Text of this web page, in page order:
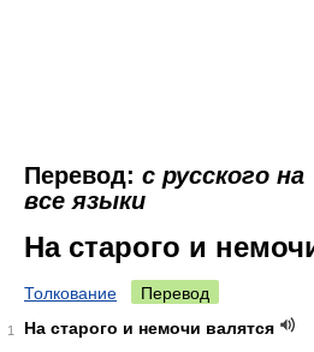
Перевод: с русского на
все языки
На старого и
Толкование Перевод
1
На старого и немочи валятся